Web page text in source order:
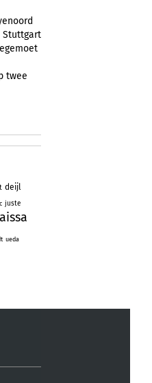
Stuttgart
twee
deijl
juste
ueda